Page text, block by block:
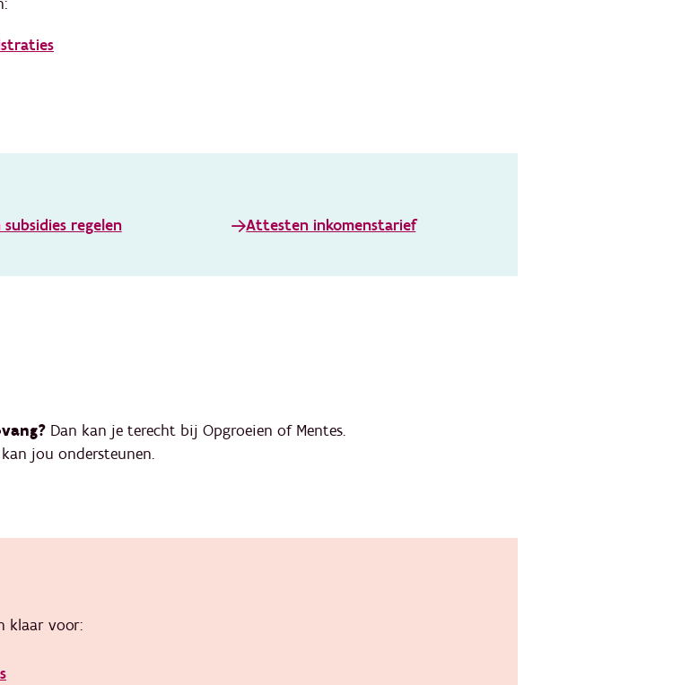
subsidies regelen Attesten inkomenstarief
Dan kan je terecht bij Opgroeien of Mentes.
jou ondersteunen.
klaar voor: